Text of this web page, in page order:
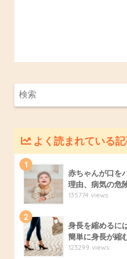
よく読まれている
1
赤ちゃんが口を
理由、病気の危
135774 views
2
身長を縮めるに
簡単に身長が縮
123299 views